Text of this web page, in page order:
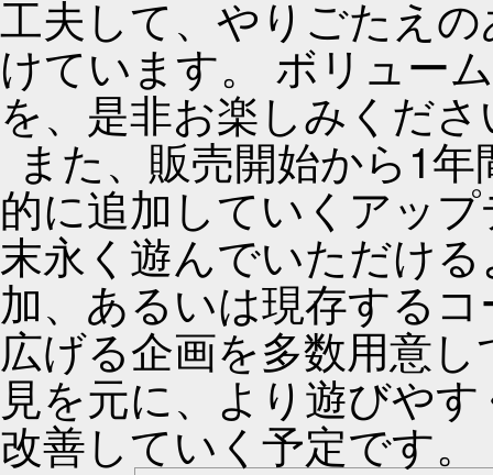
工夫して、やりごたえ
けています。 ボリュー
を、是非お楽しみくだ
また、販売開始から1
的に追加していくアッ
末永く遊んでいただけ
加、あるいは現存する
広げる企画を多数用意
見を元に、より遊びや
改善していく予定です。